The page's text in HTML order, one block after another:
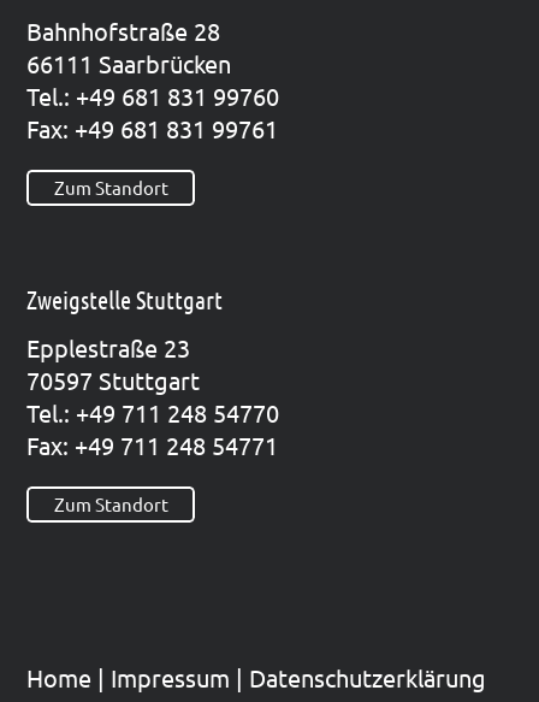
Bahn­hof­stra­ße 28
66111 Saar­brü­cken
Tel.: +49 681 831 99760
Fax: +49 681 831 99761
Zum Standort
Zweigstelle Stuttgart
Epp­le­straße 23
70597 Stutt­gart
Tel.: +49 711 248 54770
Fax: +49 711 248 54771
Zum Standort
Home Impres­sum Datenschutzerklärung